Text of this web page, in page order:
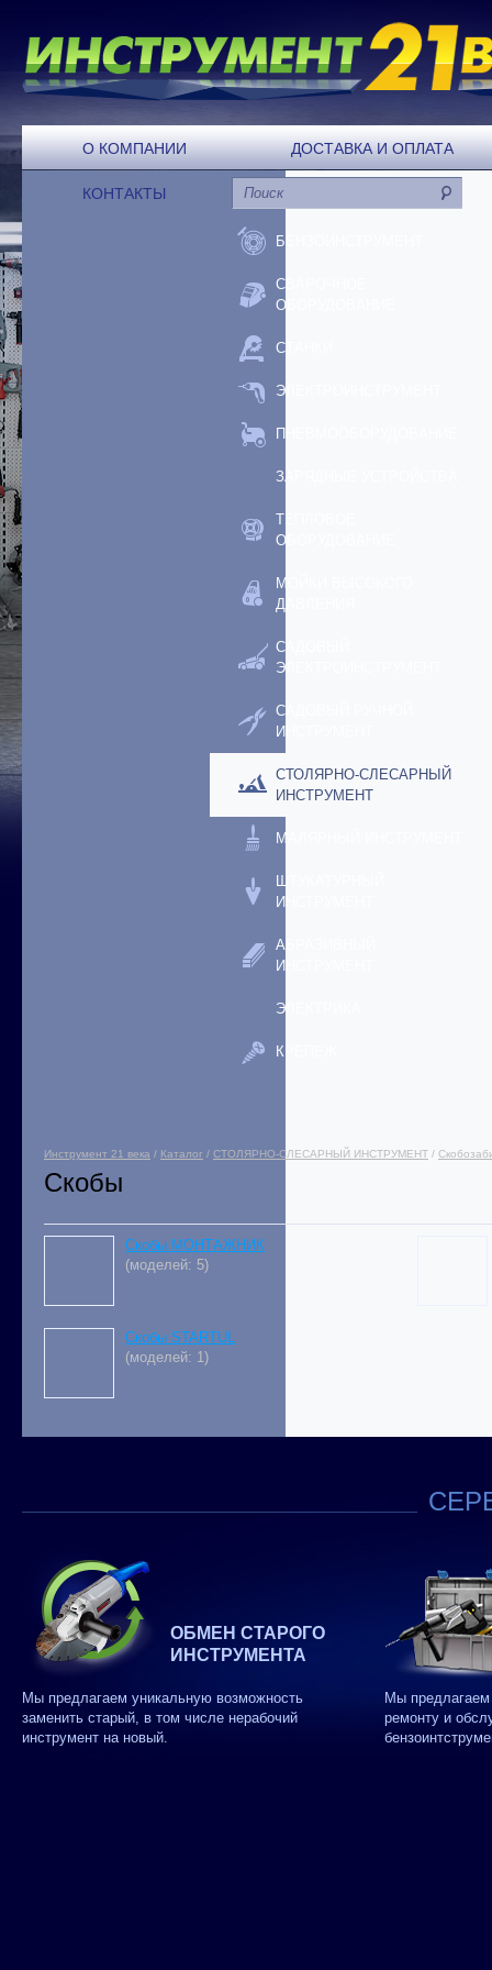
О КОМПАНИИ ДОСТАВКА И ОПЛАТА
КОНТАКТЫ
БЕНЗОИНСТРУМЕНТ
СВАРОЧНОЕ
ОБОРУДОВАНИЕ
СТАНКИ
ЭЛЕКТРОИНСТРУМЕНТ
ПНЕВМООБОРУДОВАНИЕ
ЗАРЯДНЫЕ УСТРОЙСТВА
ТЕПЛОВОЕ
ОБОРУДОВАНИЕ
МОЙКИ ВЫСОКОГО
ДАВЛЕНИЯ
САДОВЫЙ
ЭЛЕКТРОИНСТРУМЕНТ
САДОВЫЙ РУЧНОЙ
ИНСТРУМЕНТ
СТОЛЯРНО-СЛЕСАРНЫЙ
ИНСТРУМЕНТ
МАЛЯРНЫЙ ИНСТРУМЕНТ
ШТУКАТУРНЫЙ
ИНСТРУМЕНТ
АБРАЗИВНЫЙ
ИНСТРУМЕНТ
ЭЛЕКТРИКА
КРЕПЕЖ
Инструмент 21 века / Каталог / СТОЛЯРНО-СЛЕСАРНЫЙ ИНСТРУМЕНТ /
Скобы
Скобы МОНТАЖНИК
(моделей: 5)
Cкобы STARTUL
(моделей: 1)
ОБМЕН СТАРОГО
ИНСТРУМЕНТА
Мы предлагаем уникальную возможность
заменить старый, в том числе нерабочий
инструмент на новый.
Мы
ремонту и